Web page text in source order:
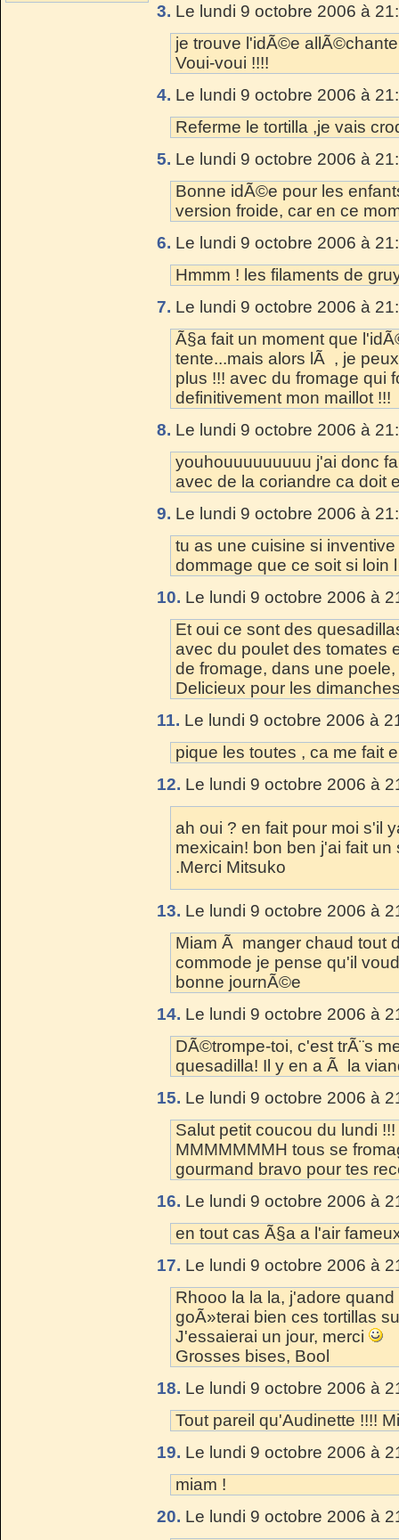
3. Le lundi 9 octobre 2006 à
je trouve l'idÃ©e
Voui-voui !!!!
4. Le lundi 9 octobre 2006 à
Referme le tortilla ,je vais
5. Le lundi 9 octobre 2006 à
Bonne idÃ©e pour les
version froide, car en ce
6. Le lundi 9 octobre 2006 à
Hmmm ! les filaments de
7. Le lundi 9 octobre 2006 à
Ã§a fait un moment que
tente...mais alors lÃ , je
plus !!! avec du fromage qui
definitivement mon maillot !!!
8. Le lundi 9 octobre 2006 à
youhouuuuuuuuu j'ai donc
avec de la coriandre ca doit
9. Le lundi 9 octobre 2006 à
tu as une cuisine si
dommage que ce soit si loin
10. Le lundi 9 octobre 2006 à
Et oui ce sont des
avec du poulet des tomates
de fromage, dans une
Delicieux pour les
11. Le lundi 9 octobre 2006 à
pique les toutes , ca me fait
12. Le lundi 9 octobre 2006 à
ah oui ? en fait pour moi s'il
mexicain! bon ben j'ai fait
.Merci Mitsuko
13. Le lundi 9 octobre 2006 à
Miam Ã manger chaud tout
commode je pense qu'il
bonne journÃ©e
14. Le lundi 9 octobre 2006 à
DÃ©trompe-toi, c'est trÃ¨s
quesadilla! Il y en a Ã la
15. Le lundi 9 octobre 2006 à
Salut petit coucou du lundi
MMMMMMMH tous se
gourmand bravo pour tes
16. Le lundi 9 octobre 2006 à
en tout cas Ã§a a l'air
17. Le lundi 9 octobre 2006 à
Rhooo la la la, j'adore
goÃ»terai bien ces tortillas
J'essaierai un jour, merci
Grosses bises, Bool
18. Le lundi 9 octobre 2006 à
Tout pareil qu'Audinette !!!!
19. Le lundi 9 octobre 2006 à
miam !
20. Le lundi 9 octobre 2006 à